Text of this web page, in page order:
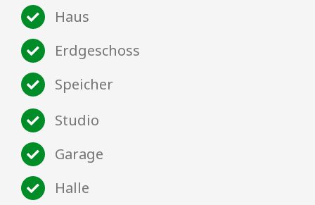
Haus
Erdgeschoss
Speicher
Studio
Garage
Halle